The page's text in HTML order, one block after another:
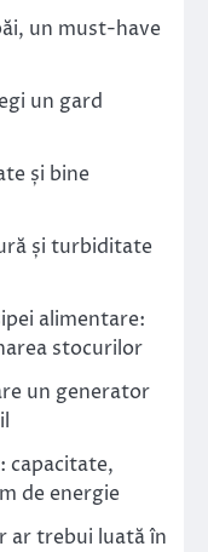
un must-have
un gard
și bine
și turbiditate
alimentare:
stocurilor
un generator
capacitate,
de energie
ar trebui luată în